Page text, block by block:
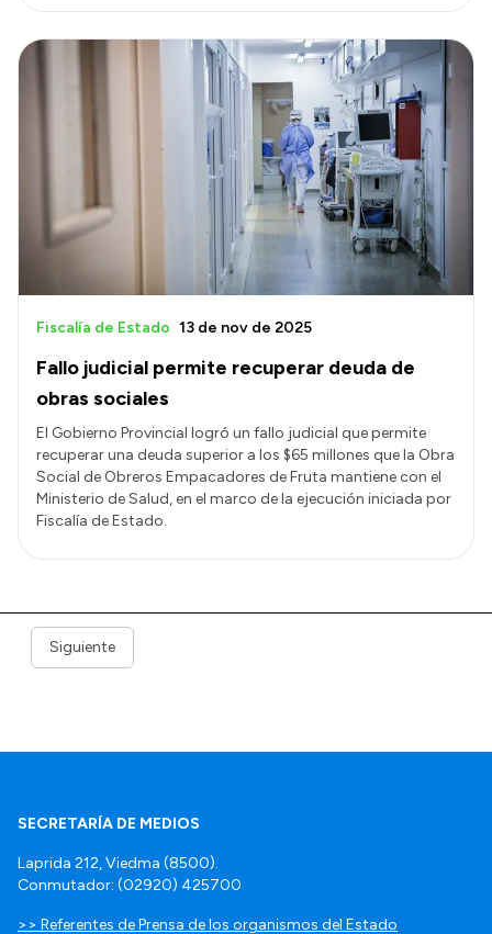
Fallo judicial permite recuperar deuda de
obras sociales
Fiscalía de Estado 13 de nov de 2025
El Gobierno Provincial logró un fallo judicial que permite
recuperar una deuda superior a los $65 millones que la Obra
Social de Obreros Empacadores de Fruta mantiene con el
Ministerio de Salud, en el marco de la ejecución iniciada por
Fiscalía de Estado.
Siguiente
SECRETARÍA DE MEDIOS
Laprida 212, Viedma (8500).
Conmutador: (02920) 425700
>> Referentes de Prensa de los organismos del Estado